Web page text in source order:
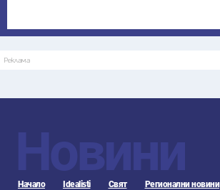
Реклама
Новини
Начало Idealisti Свят Регионални новини